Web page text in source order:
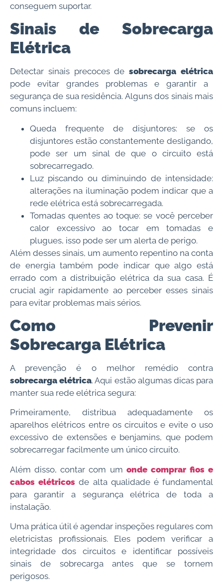
conseguem suportar.
Sinais de Sobrecarga
Elétrica
Detectar sinais precoces desobrecarga elétrica
pode evitar grandes problemas e garantir a
segurança de sua residência. Alguns dos sinais mais
comuns incluem:
Queda frequente de disjuntores: se os
disjuntores estão constantemente desligando,
pode ser um sinal de que o circuito está
sobrecarregado.
Luz piscando ou diminuindo de intensidade:
alterações na iluminação podem indicar que a
rede elétrica está sobrecarregada.
Tomadas quentes ao toque: se você perceber
calor excessivo ao tocar em tomadas e
plugues, isso pode ser um alerta de perigo.
Além desses sinais, um aumento repentino na conta
de energia também pode indicar que algo está
errado com a distribuição elétrica da sua casa. É
crucial agir rapidamente ao perceber esses sinais
para evitar problemas mais sérios.
Como Prevenir
Sobrecarga Elétrica
A prevenção é o melhor remédio contra
sobrecarga elétrica. Aqui estão algumas dicas para
manter sua rede elétrica segura:
Primeiramente, distribua adequadamente os
aparelhos elétricos entre os circuitos e evite o uso
excessivo de extensões e benjamins, que podem
sobrecarregar facilmente um único circuito.
Além disso, contar com um onde comprar fios e
cabos elétricos de alta qualidade é fundamental
para garantir a segurança elétrica de toda a
instalação.
Uma prática útil é agendar inspeções regulares com
eletricistas profissionais. Eles podem verificar a
integridade dos circuitos e identificar possíveis
sinais de sobrecarga antes que se tornem
perigosos.